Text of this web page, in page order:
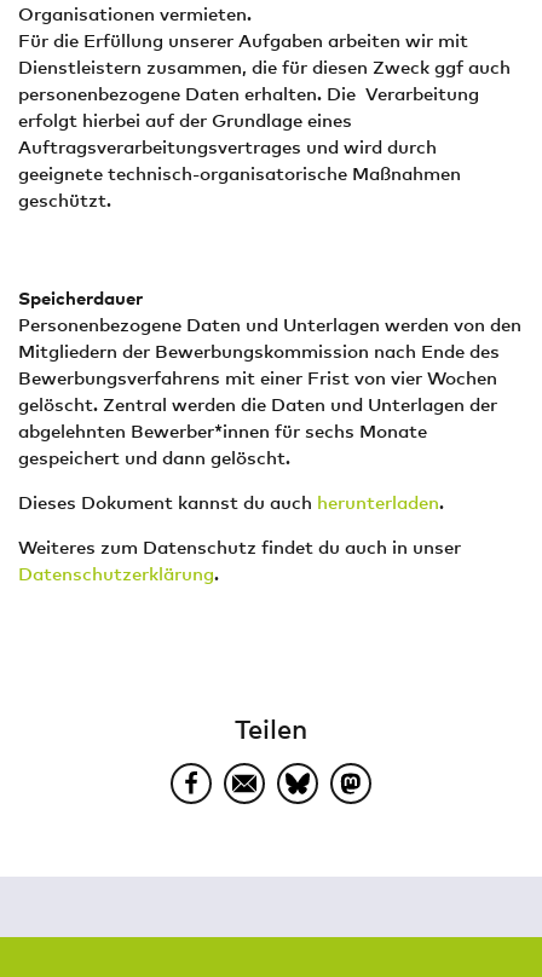
Organisationen vermieten.
Für die Erfüllung unserer Aufgaben arbeiten wir mit
Dienstleistern zusammen, die für diesen Zweck ggf auch
personenbezogene Daten erhalten. Die Verarbeitung
erfolgt hierbei auf der Grundlage eines
Auftragsverarbeitungsvertrages und wird durch
geeignete technisch-organisatorische Maßnahmen
geschützt.
Speicherdauer
Personenbezogene Daten und Unterlagen werden von den
Mitgliedern der Bewerbungskommission nach Ende des
Bewerbungsverfahrens mit einer Frist von vier Wochen
gelöscht. Zentral werden die Daten und Unterlagen der
abgelehnten Bewerber*innen für sechs Monate
gespeichert und dann gelöscht.
Dieses Dokument kannst du auch herunterladen.
Weiteres zum Datenschutz findet du auch in unser
Datenschutzerklärung.
Teilen